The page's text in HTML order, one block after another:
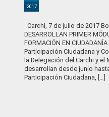
2017
Carchi, 7 de julio de 2017
DESARROLLAN PRIMER
FORMACIÓN EN
Participación Ciudadana y
la Delegación del Carchi y
desarrollan desde junio
Participación Ciudadana, […]